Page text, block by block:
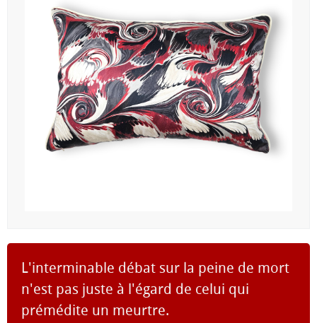
L'interminable débat sur la peine de mort
n'est pas juste à l'égard de celui qui
prémédite un meurtre.